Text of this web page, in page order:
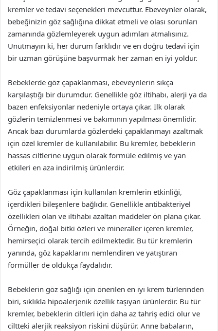
kremler ve tedavi seçenekleri mevcuttur. Ebeveynler olarak,
bebeğinizin göz sağlığına dikkat etmeli ve olası sorunları
zamanında gözlemleyerek uygun adımları atmalısınız.
Unutmayın ki, her durum farklıdır ve en doğru tedavi için
bir uzman görüşüne başvurmak her zaman en iyi yoldur.
Bebeklerde göz çapaklanması, ebeveynlerin sıkça
karşılaştığı bir durumdur. Genellikle göz iltihabı, alerji ya da
bazen enfeksiyonlar nedeniyle ortaya çıkar. İlk olarak
gözlerin temizlenmesi ve bakımının yapılması önemlidir.
Ancak bazı durumlarda gözlerdeki çapaklanmayı azaltmak
için özel kremler de kullanılabilir. Bu kremler, bebeklerin
hassas ciltlerine uygun olarak formüle edilmiş ve yan
etkileri en aza indirilmiş ürünlerdir.
Göz çapaklanması için kullanılan kremlerin etkinliği,
içerdikleri bileşenlere bağlıdır. Genellikle antibakteriyel
özellikleri olan ve iltihabı azaltan maddeler ön plana çıkar.
Örneğin, doğal bitki özleri ve mineraller içeren kremler,
hemirseçici olarak tercih edilmektedir. Bu tür kremlerin
yanında, göz kapaklarını nemlendiren ve yatıştıran
formüller de oldukça faydalıdır.
Bebeklerin göz sağlığı için önerilen en iyi krem türlerinden
biri, sıklıkla hipoalerjenik özellik taşıyan ürünlerdir. Bu tür
kremler, bebeklerin ciltleri için daha az tahriş edici olur ve
ciltteki alerjik reaksiyon riskini düşürür. Anne babaların,